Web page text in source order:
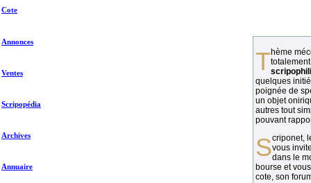
Cote
Annonces
Ventes
Scripopédia
Archives
Annuaire
Thème méconnu des collectionneurs et
quelques
poignée de
un objet
autres tout
pouvant
vous
dans le
bourse et
cote, son